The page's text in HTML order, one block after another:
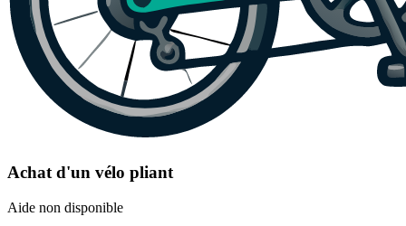
Achat d'un vélo pliant
Aide non disponible